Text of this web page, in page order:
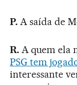
P.A saída de
R. A quem ela
PSG tem
interessante